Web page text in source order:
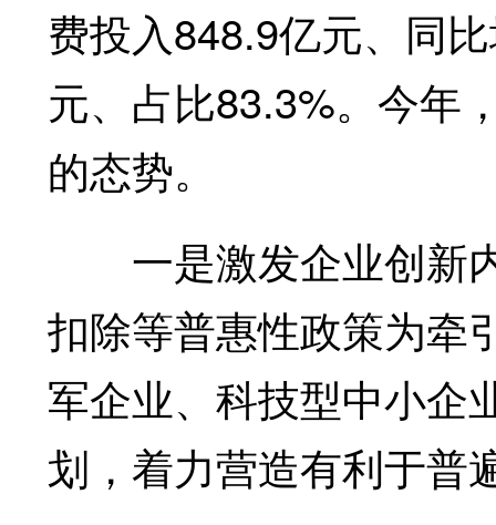
费投入848.9亿元、同
元、占比83.3%。今年
的态势。
一是激发企业创新
扣除等普惠性政策为牵
军企业、科技型中小企
划，着力营造有利于普